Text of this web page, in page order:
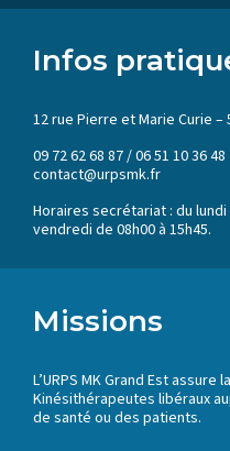
Infos
12 rue Pierre et Marie Curie –
09 72 62 68 87 / 06 51 10 36
contact@urpsmk.fr
Horaires secrétariat : du lundi
vendredi de 08h00 à 15h45.
Missions
L’URPS MK Grand Est
Kinésithérapeutes libéraux
de santé ou des patients.